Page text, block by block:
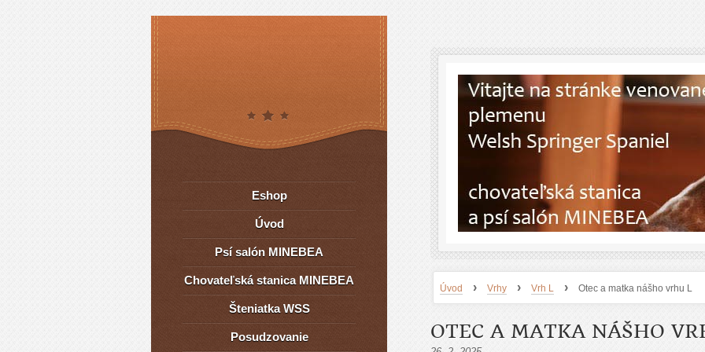
Úvod › Vrhy › Vrh L › Otec a matka nášho vrhu L
OTEC A MATKA NÁŠHO
Eshop
Úvod
Psí salón MINEBEA
Chovateľská stanica MINEBEA
Šteniatka WSS
Posudzovanie